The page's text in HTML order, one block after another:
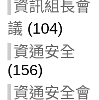
資訊組長會
議 (104)
資通安全
(156)
資通安全會